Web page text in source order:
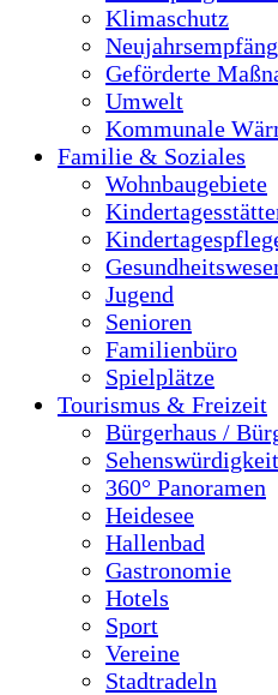
Klimaschutz
Geförderte
Umwelt
Kommunale
Familie & Soziales
Wohnbaugebiete
Jugend
Senioren
Familienbüro
Spielplätze
Tourismus & Freizeit
Bürgerhaus /
360° Panoramen
Heidesee
Hallenbad
Gastronomie
Hotels
Sport
Vereine
Stadtradeln